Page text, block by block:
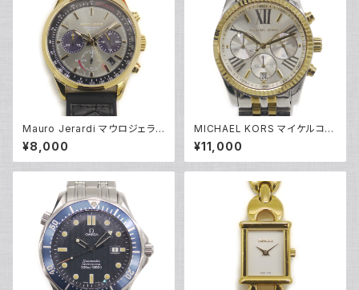
Mauro Jerardi マウロジェラル
ディ ソーラー クロノグラフ 腕時
計 MJ063-5 グレー文字盤 Y0
5271
¥8,000
MICHAEL KORS マイケルコー
ス クォーツ クロノグラフ 腕時計
銀文字盤 MK5955 Y05269
¥11,000